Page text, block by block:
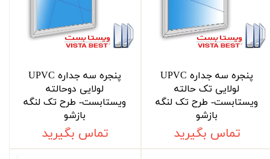
پنجره سه جداره UPVC
لولایی تک حالته
ویستابست- طرح تک لنگه
بازشو
تماس بگیرید
پنجره سه جداره UPVC
لولایی دوحالته
ویستابست- طرح تک لنگه
بازشو
تماس بگیرید